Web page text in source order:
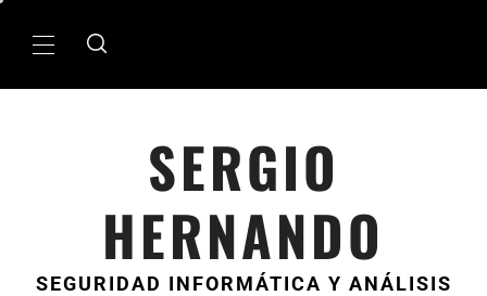
MenÃº
SERGIO
HERNANDO
SEGURIDAD INFORMÁTICA Y ANÁLISIS